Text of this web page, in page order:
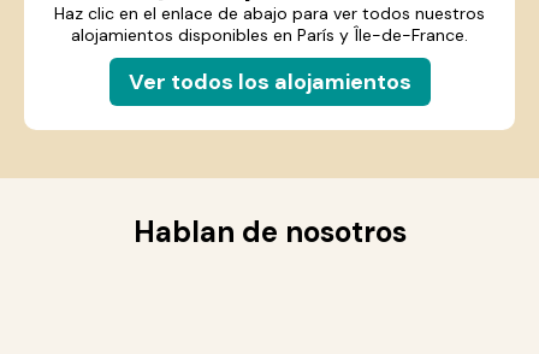
Haz clic en el enlace de abajo para ver todos nuestros
alojamientos disponibles en París y Île-de-France.
Ver todos los alojamientos
Hablan de nosotros